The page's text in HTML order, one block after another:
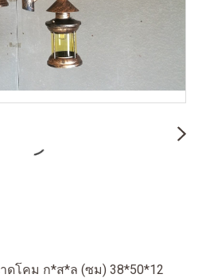
โคม ก*ส*ล (ซม) 38*50*12